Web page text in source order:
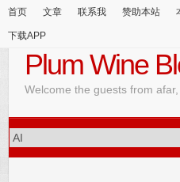
首页 文章 联系我 赞助本站
下载APP
Plum Wine
Welcome the guests from